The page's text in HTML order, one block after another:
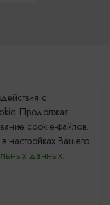
с
Продолжая
cookie-файлов.
настройках Вашего
данных.